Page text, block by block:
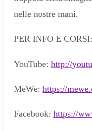
nelle nostre mani.
PER INFO E CORSI:
YouTube: http://
MeWe: https://
Facebook: https://